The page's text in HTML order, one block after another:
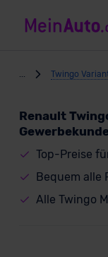
Twingo
Renault
Top-Preise
Bequem alle
Alle Twingo